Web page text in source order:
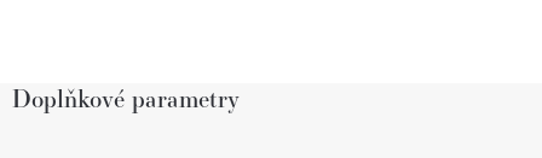
Doplňkové parametry